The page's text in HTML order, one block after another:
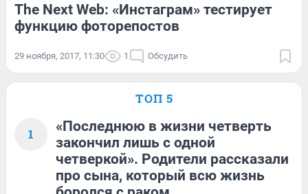
The Next Web: «Инстаграм» тестирует
функцию фоторепостов
29 ноября, 2017, 11:30 1 Обсудить
ТОП 5
1
«Последнюю в жизни четверть
закончил лишь с одной
четверкой». Родители рассказали
про сына, который всю жизнь